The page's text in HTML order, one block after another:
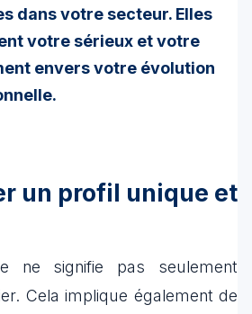
dans votre secteur. Elles
votre sérieux et votre
envers votre évolution
un profil unique et
ne signifie pas seulement
Cela implique également de